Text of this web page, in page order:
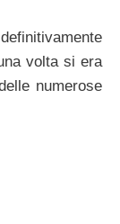
volta si era
numerose